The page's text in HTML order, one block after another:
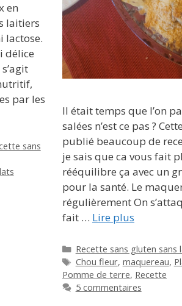
en
laitiers
lactose.
délice
par les
sans
Il était temps que l’on
salées n’est ce pas ?
publié beaucoup de
je sais que ca vous fait
rééquilibre ça avec un
pour la santé. Le
régulièrement On
fait … Lire plus
Catégories
Recette sans gluten sans
Étiquettes
Chou fleur, maquereau,
Pomme de terre, Recette
5 commentaires